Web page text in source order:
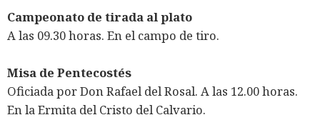
Campeonato de tirada al plato
A las 09.30 horas. En el campo de tiro.
Misa de Pentecostés
Oficiada por Don Rafael del Rosal. A las 12.00 horas.
En la Ermita del Cristo del Calvario.